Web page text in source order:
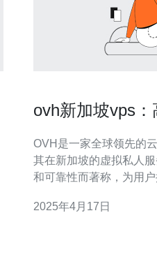
ovh新加坡vps
OVH是一家全球领先的
其在新加坡的虚拟私人
和可靠性而著称，为用
供卓越的性能。服务器
2025年4月17日